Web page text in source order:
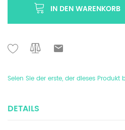
IN DEN WARENKORB
Seien Sie der erste, der dieses Produkt
DETAILS